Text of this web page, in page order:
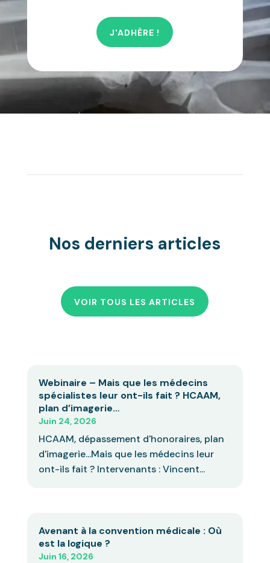
J'ADHÈRE !
Nos derniers articles
VOIR TOUS LES ARTICLES
Webinaire – Mais que les médecins
spécialistes leur ont-ils fait ? HCAAM,
plan d’imagerie…
Juin 24, 2026
HCAAM, dépassement d'honoraires, plan
d'imagerie...Mais que les médecins leur
ont-ils fait ? Intervenants : Vincent...
Avenant à la convention médicale : Où
est la logique ?
Juin 16, 2026